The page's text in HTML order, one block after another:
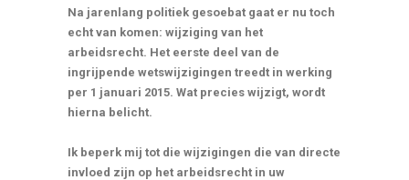
Na jarenlang politiek gesoebat gaat er nu toch
echt van komen: wijziging van het
arbeidsrecht. Het eerste deel van de
ingrijpende wetswijzigingen treedt in werking
per 1 januari 2015. Wat precies wijzigt, wordt
hierna belicht.
Ik beperk mij tot die wijzigingen die van directe
invloed zijn op het arbeidsrecht in uw